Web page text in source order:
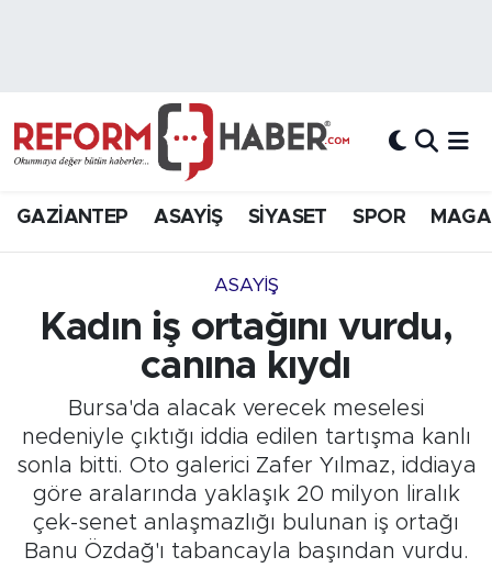
GAZİANTEP ASAYİŞ SİYASET SPOR
ASAYİŞ
Kadın iş ortağını vurdu,
canına kıydı
Bursa'da alacak verecek meselesi
nedeniyle çıktığı iddia edilen tartışma kanlı
sonla bitti. Oto galerici Zafer Yılmaz, iddiaya
göre aralarında yaklaşık 20 milyon liralık
çek-senet anlaşmazlığı bulunan iş ortağı
Banu Özdağ'ı tabancayla başından vurdu.
Hava Durumu
Süper Lig Puan Durumu ve Fikstür
Tüm Manşetler
Son Dakika Haberleri
Haber Arşivi